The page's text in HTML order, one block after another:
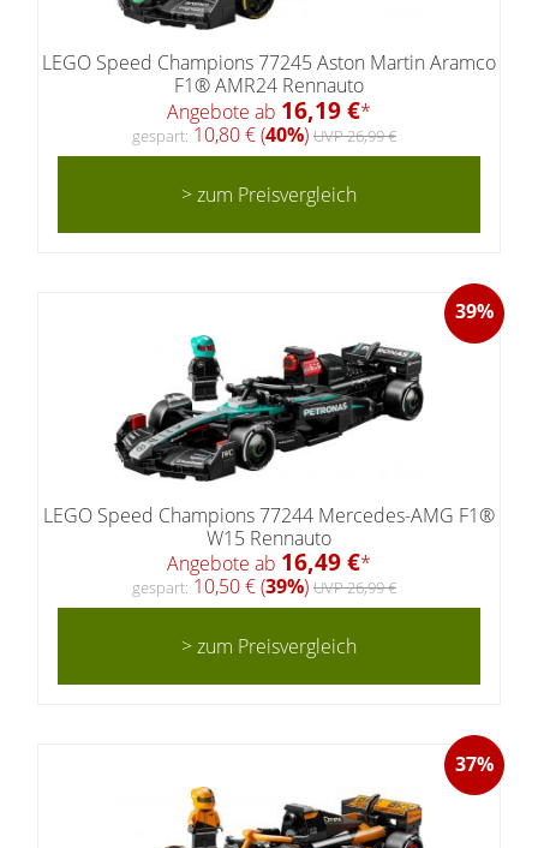
LEGO Speed Champions 77245 Aston Martin Aramco
F1® AMR24 Rennauto
Angebote ab 16,19 €*
gespart: 10,80 € (40%) UVP 26,99 €
> zum Preisvergleich
39%
LEGO Speed Champions 77244 Mercedes-AMG F1®
W15 Rennauto
Angebote ab 16,49 €*
gespart: 10,50 € (39%) UVP 26,99 €
> zum Preisvergleich
37%